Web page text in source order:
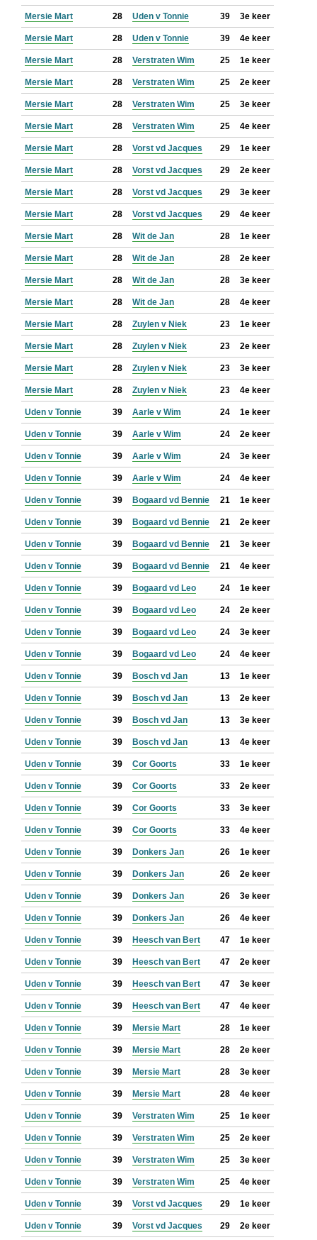
Mersie Mart 28 Uden v Tonnie 39 3e keer
Mersie Mart 28 Uden v Tonnie 39 4e keer
Mersie Mart 28 Verstraten Wim 25 1e keer
Mersie Mart 28 Verstraten Wim 25 2e keer
Mersie Mart 28 Verstraten Wim 25 3e keer
Mersie Mart 28 Verstraten Wim 25 4e keer
Mersie Mart 28 Vorst vd Jacques 29 1e keer
Mersie Mart 28 Vorst vd Jacques 29 2e keer
Mersie Mart 28 Vorst vd Jacques 29 3e keer
Mersie Mart 28 Vorst vd Jacques 29 4e keer
Mersie Mart 28 Wit de Jan 28 1e keer
Mersie Mart 28 Wit de Jan 28 2e keer
Mersie Mart 28 Wit de Jan 28 3e keer
Mersie Mart 28 Wit de Jan 28 4e keer
Mersie Mart 28 Zuylen v Niek 23 1e keer
Mersie Mart 28 Zuylen v Niek 23 2e keer
Mersie Mart 28 Zuylen v Niek 23 3e keer
Mersie Mart 28 Zuylen v Niek 23 4e keer
Uden v Tonnie 39 Aarle v Wim 24 1e keer
Uden v Tonnie 39 Aarle v Wim 24 2e keer
Uden v Tonnie 39 Aarle v Wim 24 3e keer
Uden v Tonnie 39 Aarle v Wim 24 4e keer
Uden v Tonnie 39 Bogaard vd Bennie 21 1e keer
Uden v Tonnie 39 Bogaard vd Bennie 21 2e keer
Uden v Tonnie 39 Bogaard vd Bennie 21 3e keer
Uden v Tonnie 39 Bogaard vd Bennie 21 4e keer
Uden v Tonnie 39 Bogaard vd Leo 24 1e keer
Uden v Tonnie 39 Bogaard vd Leo 24 2e keer
Uden v Tonnie 39 Bogaard vd Leo 24 3e keer
Uden v Tonnie 39 Bogaard vd Leo 24 4e keer
Uden v Tonnie 39 Bosch vd Jan 13 1e keer
Uden v Tonnie 39 Bosch vd Jan 13 2e keer
Uden v Tonnie 39 Bosch vd Jan 13 3e keer
Uden v Tonnie 39 Bosch vd Jan 13 4e keer
Uden v Tonnie 39 Cor Goorts 33 1e keer
Uden v Tonnie 39 Cor Goorts 33 2e keer
Uden v Tonnie 39 Cor Goorts 33 3e keer
Uden v Tonnie 39 Cor Goorts 33 4e keer
Uden v Tonnie 39 Donkers Jan 26 1e keer
Uden v Tonnie 39 Donkers Jan 26 2e keer
Uden v Tonnie 39 Donkers Jan 26 3e keer
Uden v Tonnie 39 Donkers Jan 26 4e keer
Uden v Tonnie 39 Heesch van Bert 47 1e keer
Uden v Tonnie 39 Heesch van Bert 47 2e keer
Uden v Tonnie 39 Heesch van Bert 47 3e keer
Uden v Tonnie 39 Heesch van Bert 47 4e keer
Uden v Tonnie 39 Mersie Mart 28 1e keer
Uden v Tonnie 39 Mersie Mart 28 2e keer
Uden v Tonnie 39 Mersie Mart 28 3e keer
Uden v Tonnie 39 Mersie Mart 28 4e keer
Uden v Tonnie 39 Verstraten Wim 25 1e keer
Uden v Tonnie 39 Verstraten Wim 25 2e keer
Uden v Tonnie 39 Verstraten Wim 25 3e keer
Uden v Tonnie 39 Verstraten Wim 25 4e keer
Uden v Tonnie 39 Vorst vd Jacques 29 1e keer
Uden v Tonnie 39 Vorst vd Jacques 29 2e keer